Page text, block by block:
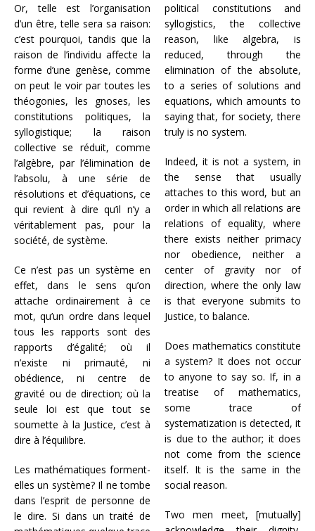
Or, telle est l’organisation
d’un être, telle sera sa raison:
c’est pourquoi, tandis que la
raison de l’individu affecte la
forme d’une genèse, comme
on peut le voir par toutes les
théogonies, les gnoses, les
constitutions politiques, la
syllogistique; la raison
collective se réduit, comme
l’algèbre, par l’élimination de
l’absolu, à une série de
résolutions et d’équations, ce
qui revient à dire qu’il n’y a
véritablement pas, pour la
société, de système.
Ce n’est pas un système en
effet, dans le sens qu’on
attache ordinairement à ce
mot, qu’un ordre dans lequel
tous les rapports sont des
rapports d’égalité; où il
n’existe ni primauté, ni
obédience, ni centre de
gravité ou de direction; où la
seule loi est que tout se
soumette à la Justice, c’est à
dire à l’équilibre.
Les mathématiques forment-
elles un système? Il ne tombe
dans l’esprit de personne de
le dire. Si dans un traité de
political constitutions and
syllogistics, the collective
reason, like algebra, is
reduced, through the
elimination of the absolute,
to a series of solutions and
equations, which amounts to
saying that, for society, there
truly is no system.
Indeed, it is not a system, in
the sense that usually
attaches to this word, but an
order in which all relations are
relations of equality, where
there exists neither primacy
nor obedience, neither a
center of gravity nor of
direction, where the only law
is that everyone submits to
Justice, to balance.
Does mathematics constitute
a system? It does not occur
to anyone to say so. If, in a
treatise of mathematics,
some trace of
systematization is detected, it
is due to the author; it does
not come from the science
itself. It is the same in the
social reason.
Two men meet, [mutually]